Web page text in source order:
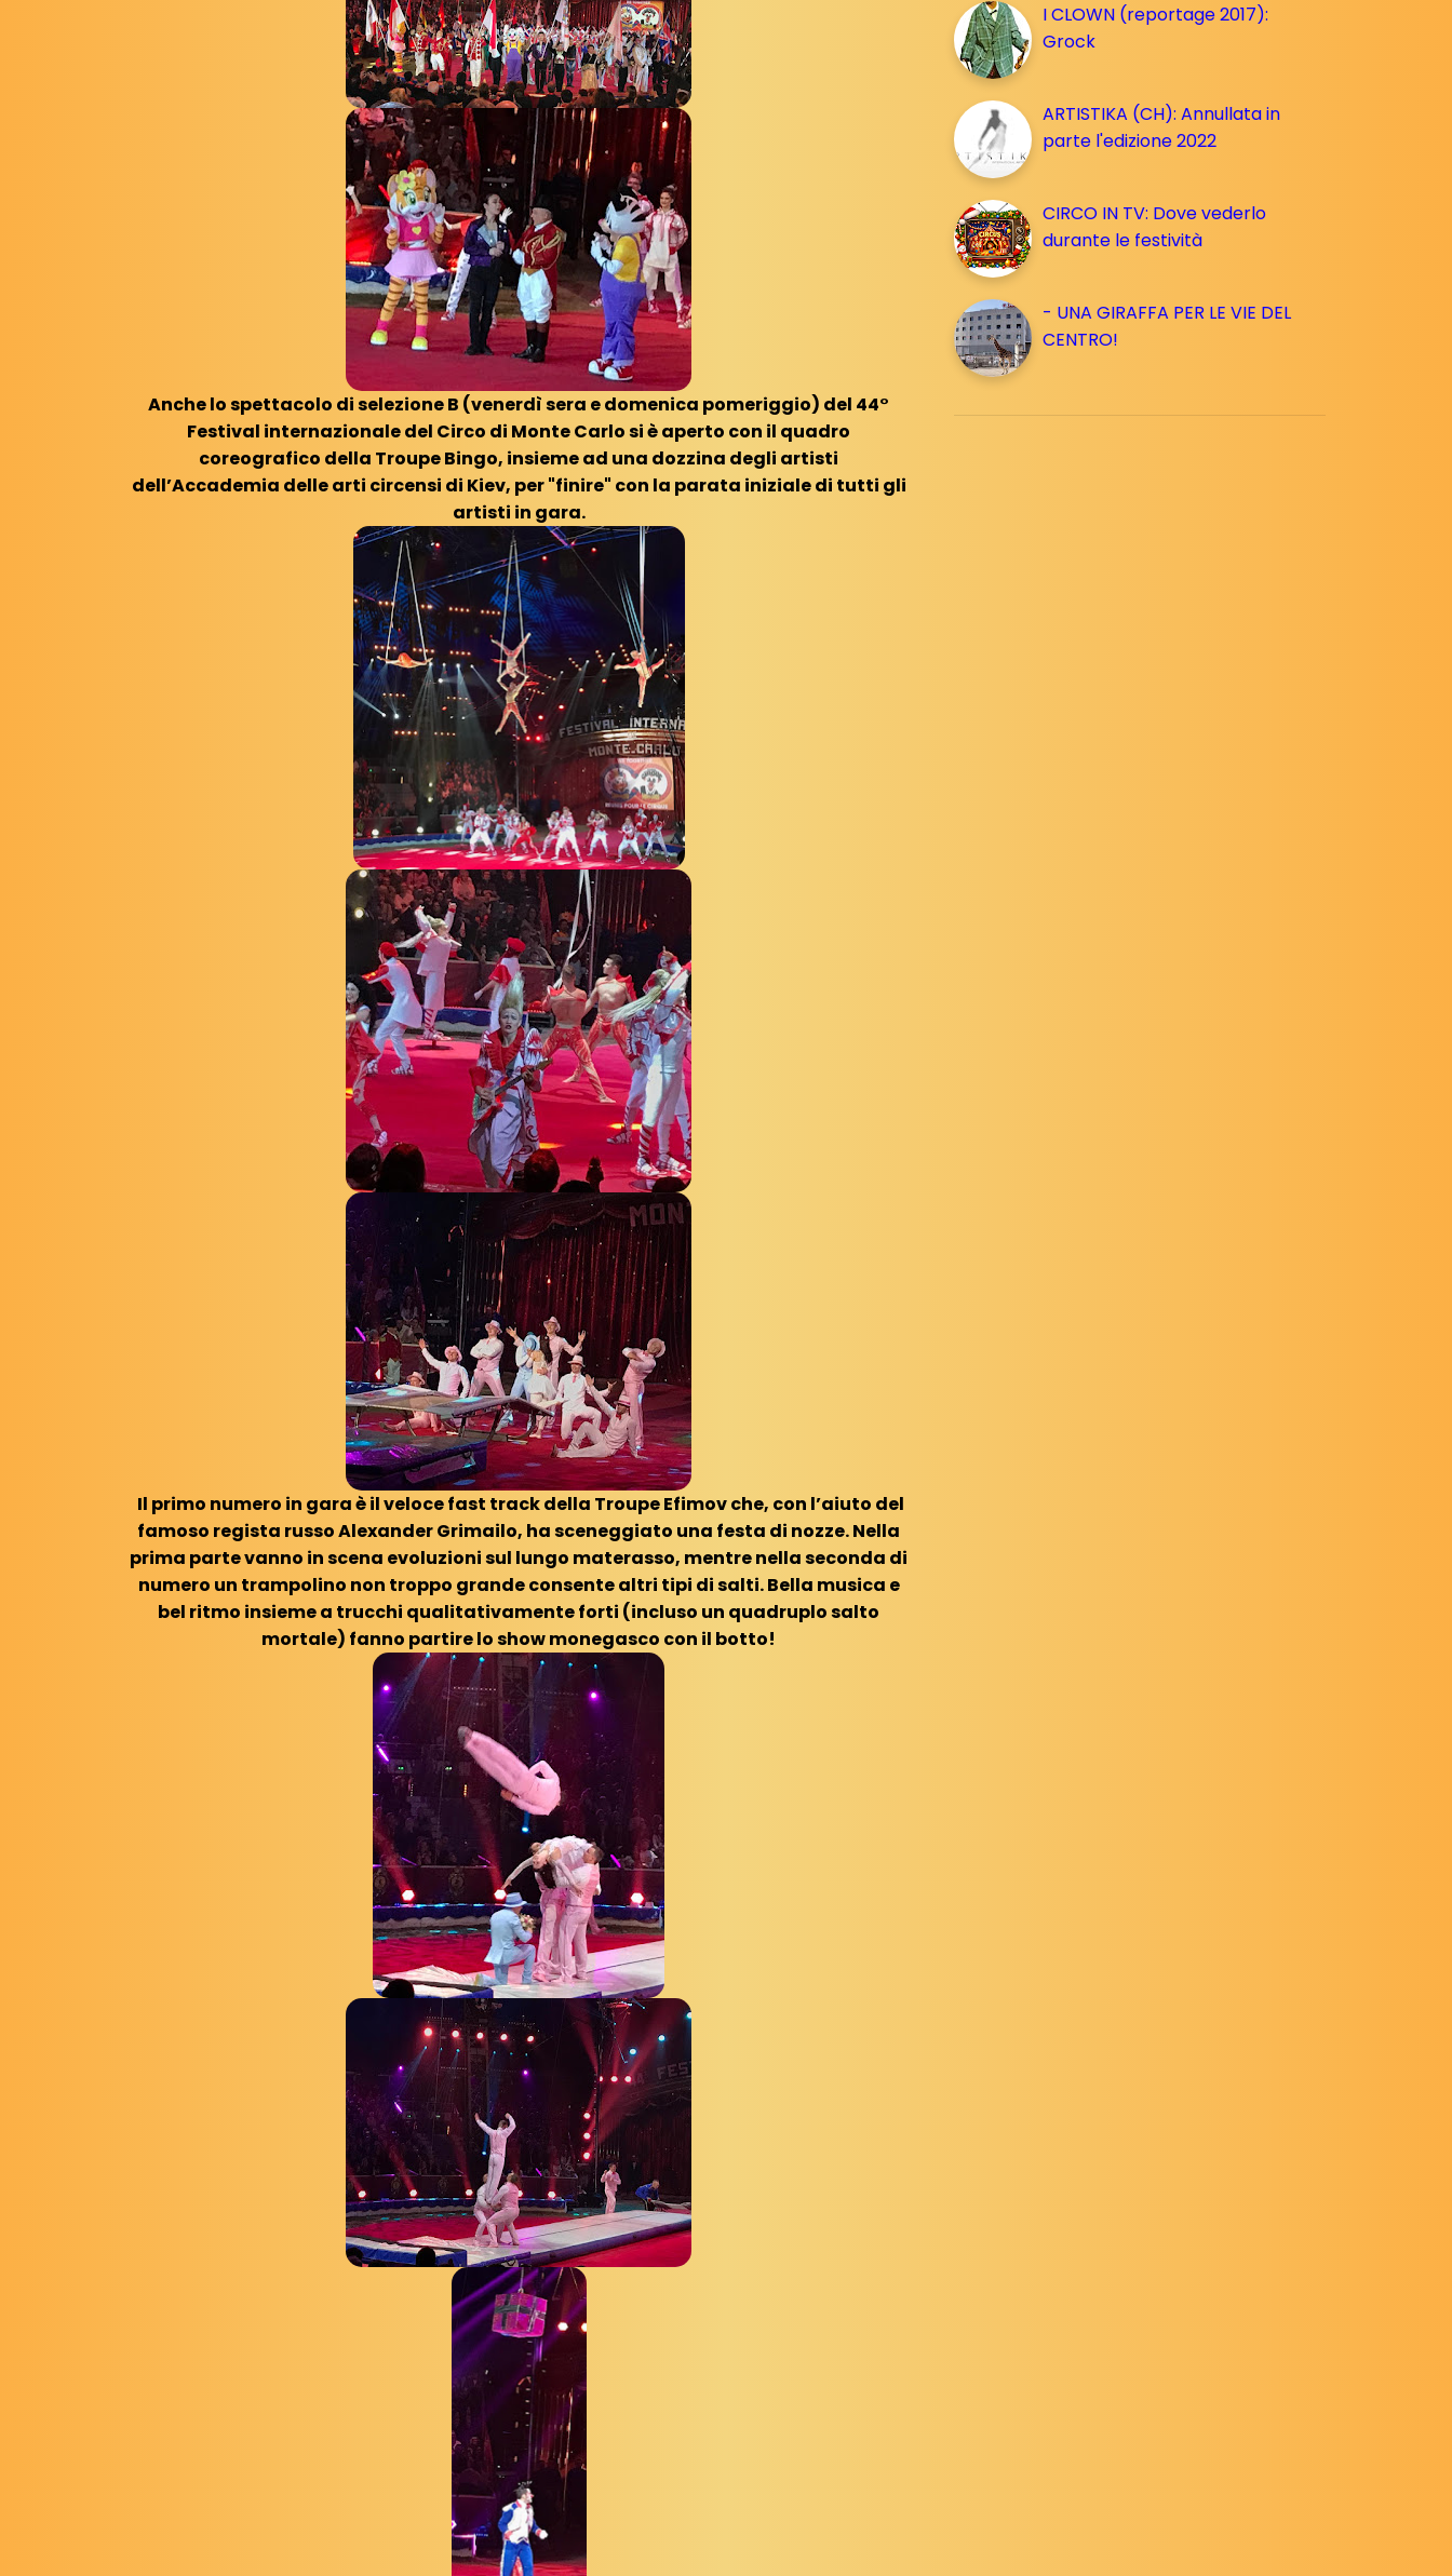
Anche lo spettacolo di selezione B (venerdì sera e domenica pomeriggio) del 44°
Festival internazionale del Circo di Monte Carlo si è aperto con il quadro
coreografico della Troupe Bingo, insieme ad una dozzina degli artisti
dell’Accademia delle arti circensi di Kiev, per "finire" con la parata iniziale di tutti gli
artisti in gara.
Il primo numero in gara è il veloce fast track della Troupe Efimov che, con l’aiuto del
famoso regista russo Alexander Grimailo, ha sceneggiato una festa di nozze. Nella
prima parte vanno in scena evoluzioni sul lungo materasso, mentre nella seconda di
numero un trampolino non troppo grande consente altri tipi di salti. Bella musica e
bel ritmo insieme a trucchi qualitativamente forti (incluso un quadruplo salto
mortale) fanno partire lo show monegasco con il botto!
I CLOWN (reportage 2017):
Grock
ARTISTIKA (CH): Annullata in
parte l'edizione 2022
CIRCO IN TV: Dove vederlo
durante le festività
- UNA GIRAFFA PER LE VIE DEL
CENTRO!